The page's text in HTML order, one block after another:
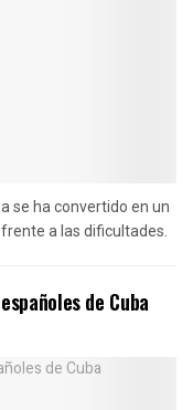
se ha convertido en un
a las dificultades.
de Cuba